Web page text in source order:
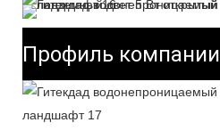
Профиль компании